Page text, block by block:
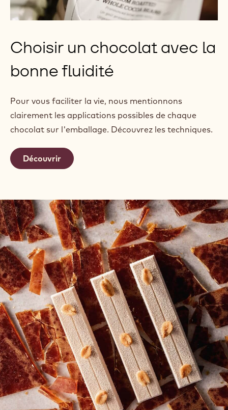
Choisir un chocolat avec la
bonne fluidité
Pour vous faciliter la vie, nous mentionnons
clairement les applications possibles de chaque
chocolat sur l'emballage. Découvrez les techniques.
Découvrir